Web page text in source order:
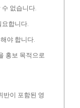
없습니다.
요합니다.
야 합니다.
홍보 목적으로
반이 포함된 영